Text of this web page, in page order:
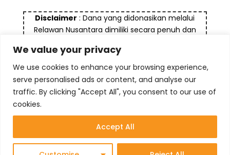
We value your privacy
We use cookies to enhance your browsing experience,
serve personalised ads or content, and analyse our
traffic. By clicking "Accept All", you consent to our use of
cookies.
Accept All
Disclaimer : Dana yang didonasikan melalui
Relawan Nusantara dimiliki secara penuh dan
bukan untuk tujuan pencucian uang (money
laundry), termasuk terorisme maupun tindak
kejahatan lainnya
© 2025 Yayasan Komite Relawan Nusantara